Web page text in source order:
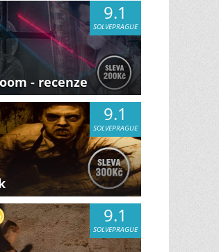
9.1
SOLVEPRAGUE
- recenze
9.1
SOLVEPRAGUE
9.1
SOLVEPRAGUE